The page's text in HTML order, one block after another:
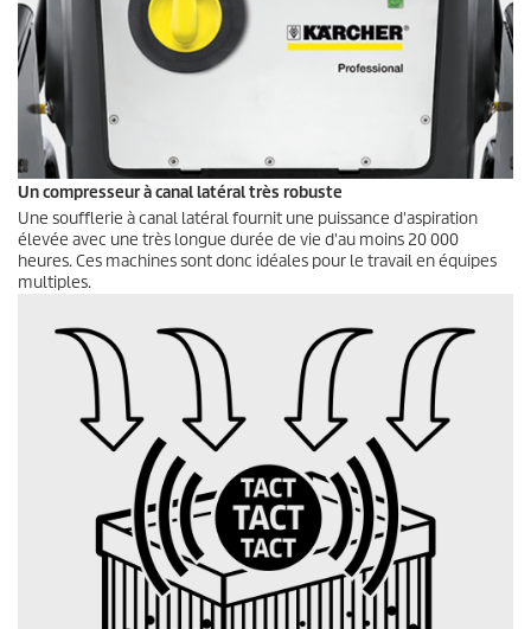
Un compresseur à canal latéral très robuste
Une soufflerie à canal latéral fournit une puissance d'aspiration
élevée avec une très longue durée de vie d'au moins 20 000
heures. Ces machines sont donc idéales pour le travail en équipes
multiples.